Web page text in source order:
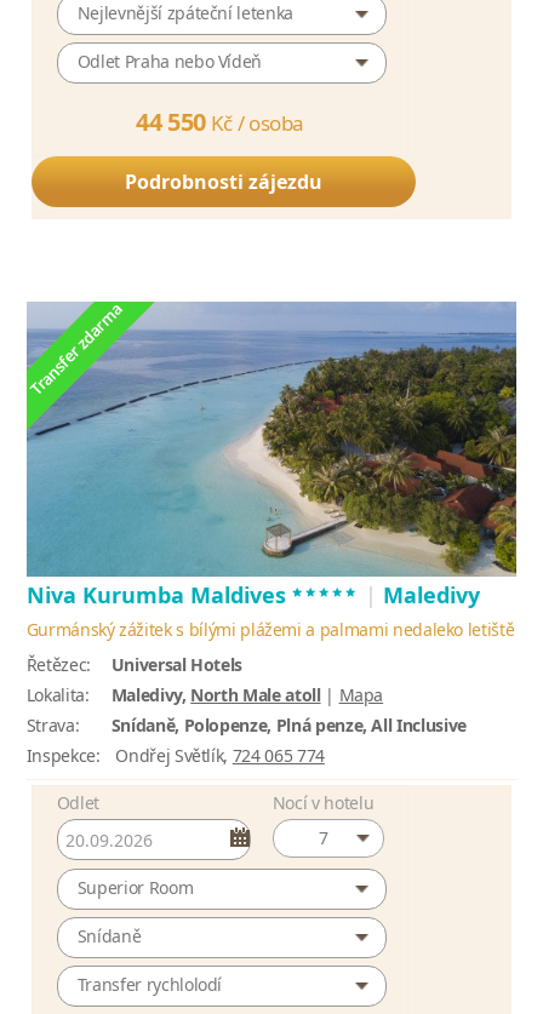
Nejlevnější zpáteční letenka
Odlet Praha nebo Vídeň
44 550 Kč /osoba
Podrobnosti zájezdu
Niva Kurumba Maldives ***** | Maledivy
Gurmánský zážitek s bílými plážemi a palmami nedaleko letiště
Řetězec:
Universal Hotels
Lokalita:
Maledivy, North Male atoll| Mapa
Strava:
Snídaně, Polopenze, Plná penze, All Inclusive
Inspekce:
Ondřej Světlík, 724 065 774
Odlet
Nocí v hotelu
7
Superior Room
Snídaně
Transfer rychlolodí